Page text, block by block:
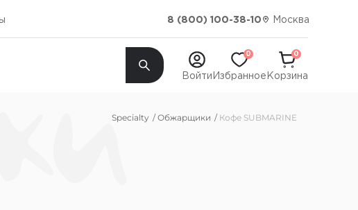
8 (800) 100-38-10 Москва
Войти
0
Избранное
0
Корзина
Specialty Обжарщики Кофе SUBMARINE